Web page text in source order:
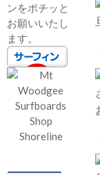
ンをポチッと
お願いいたし
ます。